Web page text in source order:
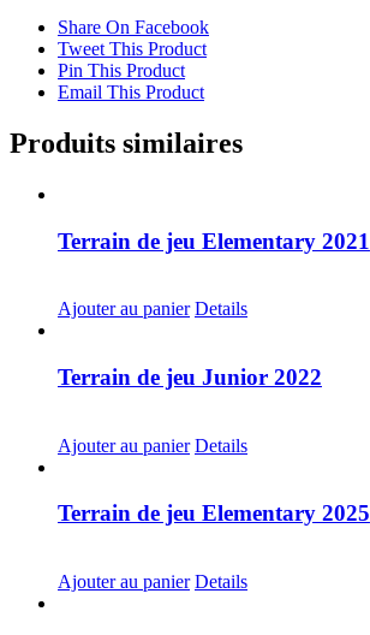
Share On Facebook
Tweet This Product
Pin This Product
Email This Product
Produits similaires
Terrain de jeu Elementary 2021
Ajouter au panier Details
Terrain de jeu Junior 2022
Ajouter au panier Details
Terrain de jeu Elementary 2025
Ajouter au panier Details